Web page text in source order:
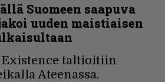
Suomeen saapuva
uuden maistiaisen
Existence taltioitiin
Ateenassa.